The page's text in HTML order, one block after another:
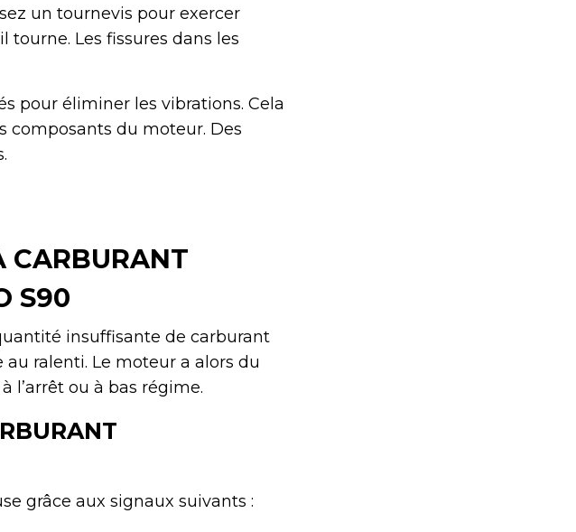
un tournevis pour exercer
Les fissures dans les
pour éliminer les vibrations. Cela
composants du moteur. Des
CARBURANT
S90
insuffisante de carburant
ralenti. Le moteur a alors du
l’arrêt ou à bas régime.
grâce aux signaux suivants :